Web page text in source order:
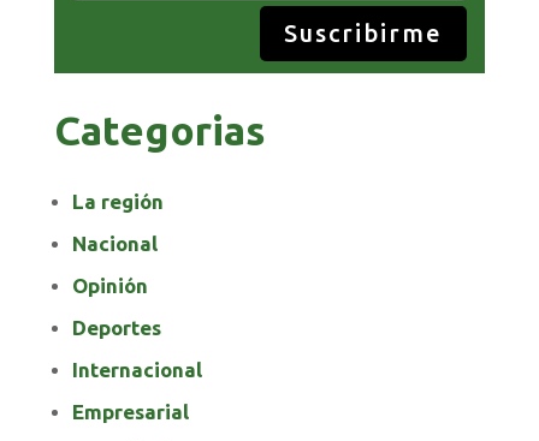
Suscribirme
Categorias
La región
Nacional
Opinión
Deportes
Internacional
Empresarial